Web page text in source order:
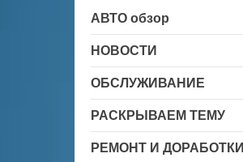
АВТО обзор
НОВОСТИ
ОБСЛУЖИВАНИЕ
РАСКРЫВАЕМ ТЕМУ
РЕМОНТ И ДОРАБОТКИ